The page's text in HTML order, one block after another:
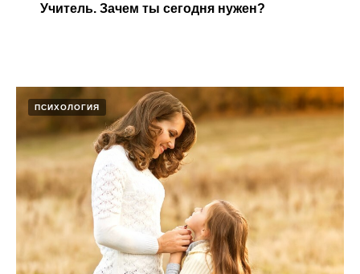
Учитель. Зачем ты сегодня нужен?
ПСИХОЛОГИЯ